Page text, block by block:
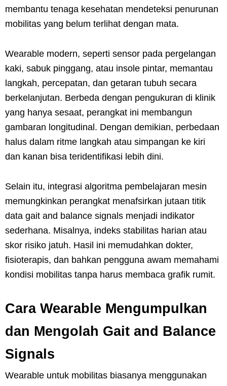
membantu tenaga kesehatan mendeteksi penurunan
mobilitas yang belum terlihat dengan mata.
Wearable modern, seperti sensor pada pergelangan
kaki, sabuk pinggang, atau insole pintar, memantau
langkah, percepatan, dan getaran tubuh secara
berkelanjutan. Berbeda dengan pengukuran di klinik
yang hanya sesaat, perangkat ini membangun
gambaran longitudinal. Dengan demikian, perbedaan
halus dalam ritme langkah atau simpangan ke kiri
dan kanan bisa teridentifikasi lebih dini.
Selain itu, integrasi algoritma pembelajaran mesin
memungkinkan perangkat menafsirkan jutaan titik
data gait and balance signals menjadi indikator
sederhana. Misalnya, indeks stabilitas harian atau
skor risiko jatuh. Hasil ini memudahkan dokter,
fisioterapis, dan bahkan pengguna awam memahami
kondisi mobilitas tanpa harus membaca grafik rumit.
Cara Wearable Mengumpulkan
dan Mengolah Gait and Balance
Signals
Wearable untuk mobilitas biasanya menggunakan